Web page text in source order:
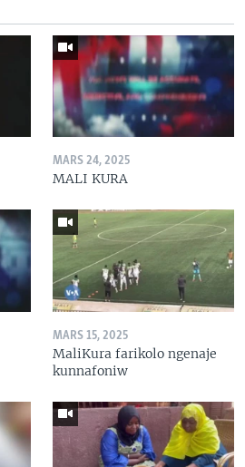
MARS 24, 2025
MALI KURA
MARS 15, 2025
MaliKura farikolo ngenaje
kunnafoniw